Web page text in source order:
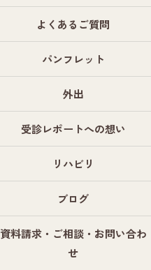
よくあるご質問
パンフレット
外出
受診レポートへの想い
リハビリ
ブログ
資料請求・ご相談・お問い合わ
せ